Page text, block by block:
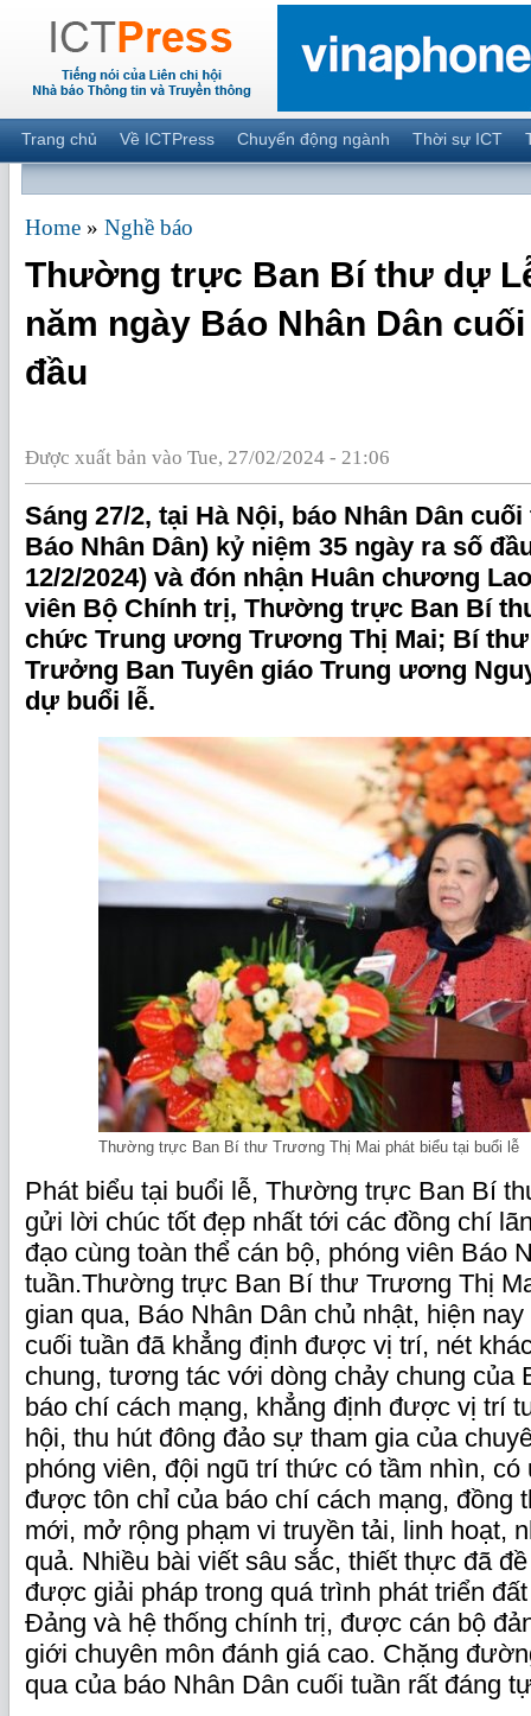
Trang chủ Về ICTPress Chuyển động ngành Thời sự ICT
Home » Nghề báo
Thường trực Ban Bí thư dự
năm ngày Báo Nhân Dân
đầu
Được xuất bản vào Tue, 27/02/2024 - 21:06
Sáng 27/2, tại Hà Nội, báo Nhân Dân
Báo Nhân Dân) kỷ niệm 35 ngày ra số
12/2/2024) và đón nhận Huân chương
viên Bộ Chính trị, Thường trực Ban Bí
chức Trung ương Trương Thị Mai; Bí
Trưởng Ban Tuyên giáo Trung ương
dự buổi lễ.
Thường trực Ban Bí thư Trương Thị Mai phát biểu tại buổi lễ
Phát biểu tại buổi lễ, Thường trực Ban Bí
gửi lời chúc tốt đẹp nhất tới các đồng chí
đạo cùng toàn thể cán bộ, phóng viên Báo
tuần.Thường trực Ban Bí thư Trương Thị
gian qua, Báo Nhân Dân chủ nhật, hiện
cuối tuần đã khẳng định được vị trí, nét
chung, tương tác với dòng chảy chung của
báo chí cách mạng, khẳng định được vị trí
hội, thu hút đông đảo sự tham gia của
phóng viên, đội ngũ trí thức có tầm nhìn,
được tôn chỉ của báo chí cách mạng, đồng
mới, mở rộng phạm vi truyền tải, linh hoạt,
quả. Nhiều bài viết sâu sắc, thiết thực đã
được giải pháp trong quá trình phát triển
Đảng và hệ thống chính trị, được cán bộ
giới chuyên môn đánh giá cao. Chặng
qua của báo Nhân Dân cuối tuần rất đáng